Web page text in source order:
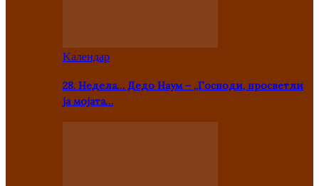
Kалендар
28. Недела… Дедо Наум – „Господи, просветли
ја мојата…